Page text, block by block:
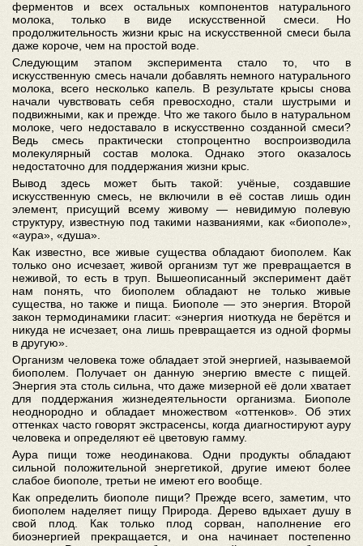
ферментов и всех остальных компонентов натурального
молока, только в виде искусственной смеси. Но
продолжительность жизни крыс на искусственной смеси была
даже короче, чем на простой воде.
Следующим этапом эксперимента стало то, что в
искусственную смесь начали добавлять немного натурального
молока, всего несколько капель. В результате крысы снова
начали чувствовать себя превосходно, стали шустрыми и
подвижными, как и прежде. Что же такого было в натуральном
молоке, чего недоставало в искусственно созданной смеси?
Ведь смесь практически стопроцентно воспроизводила
молекулярный состав молока. Однако этого оказалось
недостаточно для поддержания жизни крыс.
Вывод здесь может быть такой: учёные, создавшие
искусственную смесь, не включили в её состав лишь один
элемент, присущий всему живому — невидимую полевую
структуру, известную под такими названиями, как «биополе»,
«аура», «душа».
Как известно, все живые существа обладают биополем. Как
только оно исчезает, живой организм тут же превращается в
неживой, то есть в труп. Вышеописанный эксперимент даёт
нам понять, что биополем обладают не только живые
существа, но также и пища. Биополе — это энергия. Второй
закон термодинамики гласит: «энергия ниоткуда не берётся и
никуда не исчезает, она лишь превращается из одной формы
в другую».
Организм человека тоже обладает этой энергией, называемой
биополем. Получает он данную энергию вместе с пищей.
Энергия эта столь сильна, что даже мизерной её доли хватает
для поддержания жизнедеятельности организма. Биополе
неоднородно и обладает множеством «оттенков». Об этих
оттенках часто говорят экстрасенсы, когда диагностируют ауру
человека и определяют её цветовую гамму.
Аура пищи тоже неодинакова. Одни продукты обладают
сильной положительной энергетикой, другие имеют более
слабое биополе, третьи не имеют его вообще.
Как определить биополе пищи? Прежде всего, заметим, что
биополем наделяет пищу Природа. Дерево вдыхает душу в
свой плод. Как только плод сорван, наполнение его
биоэнергией прекращается, и она начинает постепенно